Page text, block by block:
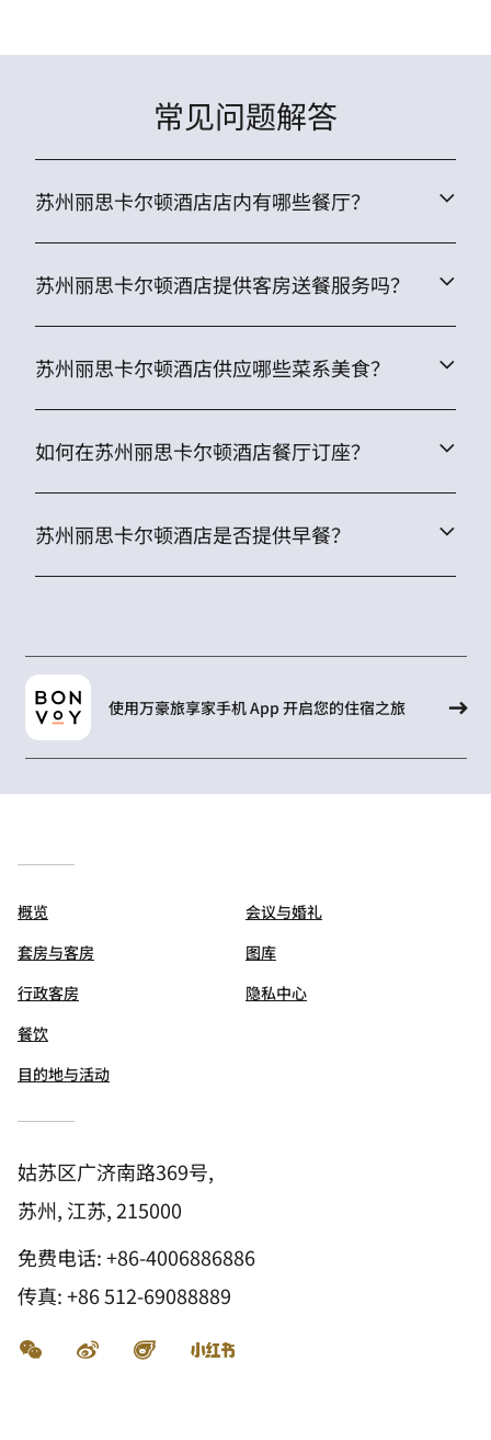
常见问题解答
苏州丽思卡尔顿酒店店内有哪些餐厅？
苏州丽思卡尔顿酒店提供客房送餐服务吗？
苏州丽思卡尔顿酒店供应哪些菜系美食？
如何在苏州丽思卡尔顿酒店餐厅订座？
苏州丽思卡尔顿酒店是否提供早餐？
使用万豪旅享家手机 App 开启您的住宿之旅
概览
套房与客房
行政客房
餐饮
目的地与活动
会议与婚礼
图库
隐私中心
姑苏区广济南路369号,
苏州, 江苏, 215000
免费电话:+86-4006886886
传真:+86 512-69088889
微信 微博 飞猪